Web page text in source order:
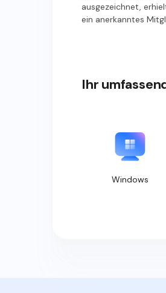
ausgezeichnet,
ein anerkanntes
Ihr
Windows